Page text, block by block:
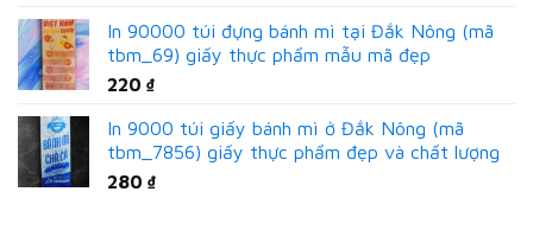
In 90000 túi đựng bánh mì tại Đắk Nông (mã
tbm_69) giấy thực phẩm mẫu mã đẹp
220 ₫
In 9000 túi giấy bánh mì ở Đắk Nông (mã
tbm_7856) giấy thực phẩm đẹp và chất lượng
280 ₫